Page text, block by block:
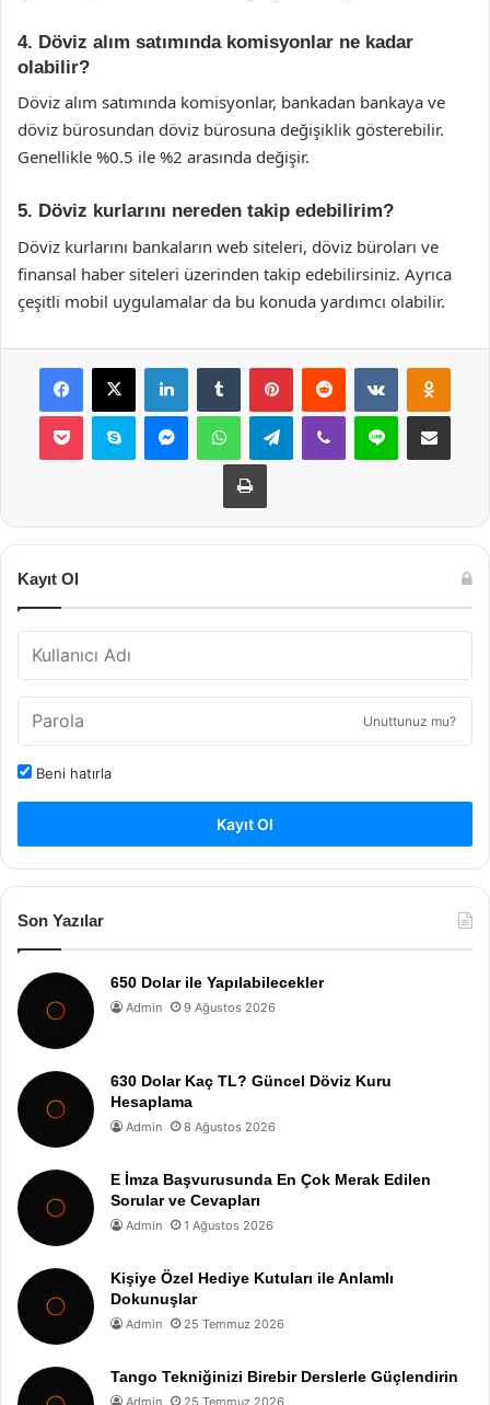
4. Döviz alım satımında komisyonlar ne kadar
olabilir?
Döviz alım satımında komisyonlar, bankadan bankaya ve
döviz bürosundan döviz bürosuna değişiklik gösterebilir.
Genellikle %0.5 ile %2 arasında değişir.
5. Döviz kurlarını nereden takip edebilirim?
Döviz kurlarını bankaların web siteleri, döviz büroları ve
finansal haber siteleri üzerinden takip edebilirsiniz. Ayrıca
çeşitli mobil uygulamalar da bu konuda yardımcı olabilir.
Facebook
X LinkedInTumblr PinterestReddit VKontakte
Pocket Skype MessengerWhatsAppTelegramViber Line E-Posta ile
Yazdır
Kayıt Ol
Unuttunuz mu?
Beni hatırla
Kayıt Ol
Son Yazılar
650 Dolar ile Yapılabilecekler
Admin 9 Ağustos 2026
630 Dolar Kaç TL? Güncel Döviz Kuru
Hesaplama
Admin 8 Ağustos 2026
E İmza Başvurusunda En Çok Merak Edilen
Sorular ve Cevapları
Admin 1 Ağustos 2026
Kişiye Özel Hediye Kutuları ile Anlamlı
Dokunuşlar
Admin 25 Temmuz 2026
Tango Tekniğinizi Birebir Derslerle Güçlendirin
Admin 25 Temmuz 2026